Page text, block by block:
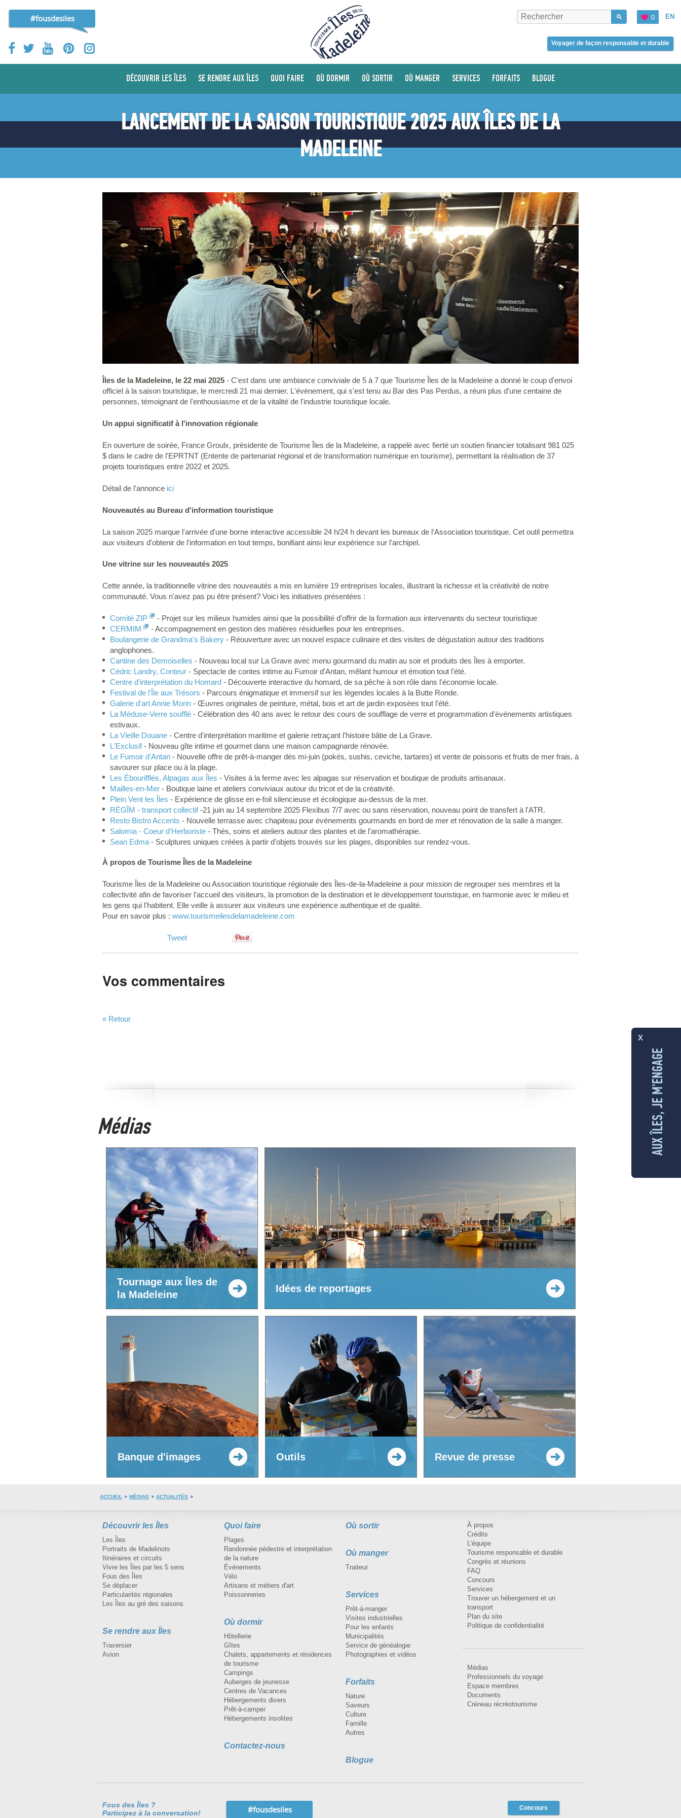
#fousdesiles EN
0
Voyager de façon responsable et durable
DÉCOUVRIR LES ÎLES SE RENDRE AUX ÎLES QUOI FAIRE OÙ DORMIR OÙ SORTIR OÙ MANGER SERVICES FORFAITS BLOGUE
LANCEMENT DE LA SAISON TOURISTIQUE 2025 AUX ÎLES DE LA
MADELEINE
Îles de la Madeleine, le 22 mai 2025 - C'est dans une ambiance conviviale de 5 à 7 que Tourisme Îles de la Madeleine a donné le coup d'envoi
officiel à la saison touristique, le mercredi 21 mai dernier. L'événement, qui s'est tenu au Bar des Pas Perdus, a réuni plus d'une centaine de
personnes, témoignant de l'enthousiasme et de la vitalité de l'industrie touristique locale.
Un appui significatif à l'innovation régionale
En ouverture de soirée, France Groulx, présidente de Tourisme Îles de la Madeleine, a rappelé avec fierté un soutien financier totalisant 981 025
$ dans le cadre de l'EPRTNT (Entente de partenariat régional et de transformation numérique en tourisme), permettant la réalisation de 37
projets touristiques entre 2022 et 2025.
Détail de l'annonce ici
Nouveautés au Bureau d'information touristique
La saison 2025 marque l'arrivée d'une borne interactive accessible 24 h/24 h devant les bureaux de l'Association touristique. Cet outil permettra
aux visiteurs d'obtenir de l'information en tout temps, bonifiant ainsi leur expérience sur l'archipel.
Une vitrine sur les nouveautés 2025
Cette année, la traditionnelle vitrine des nouveautés a mis en lumière 19 entreprises locales, illustrant la richesse et la créativité de notre
communauté. Vous n'avez pas pu être présent? Voici les initiatives présentées :
Comité ZIP
- Projet sur les milieux humides ainsi que la possibilité d'offrir de la formation aux intervenants du secteur touristique
CERMIM
- Accompagnement en gestion des matières résiduelles pour les entreprises.
Boulangerie de Grandma's Bakery - Réouverture avec un nouvel espace culinaire et des visites de dégustation autour des traditions
anglophones.
Cantine des Demoiselles - Nouveau local sur La Grave avec menu gourmand du matin au soir et produits des Îles à emporter.
Cédric Landry, Conteur - Spectacle de contes intime au Fumoir d'Antan, mêlant humour et émotion tout l'été.
Centre d'interprétation du Homard - Découverte interactive du homard, de sa pêche à son rôle dans l'économie locale.
Festival de l'Île aux Trésors - Parcours énigmatique et immersif sur les légendes locales à la Butte Ronde.
Galerie d'art Annie Morin - Œuvres originales de peinture, métal, bois et art de jardin exposées tout l'été.
La Méduse-Verre soufflé - Célébration des 40 ans avec le retour des cours de soufflage de verre et programmation d'événements artistiques
estivaux.
La Vieille Douane - Centre d'interprétation maritime et galerie retraçant l'histoire bâtie de La Grave.
L'Exclusif- Nouveau gîte intime et gourmet dans une maison campagnarde rénovée.
Le Fumoir d'Antan - Nouvelle offre de prêt-à-manger dès mi-juin (pokés, sushis, ceviche, tartares) et vente de poissons et fruits de mer frais, à
savourer sur place ou à la plage.
Les Ébourifflés, Alpagas aux Îles - Visites à la ferme avec les alpagas sur réservation et boutique de produits artisanaux.
Mailles-en-Mer - Boutique laine et ateliers conviviaux autour du tricot et de la créativité.
Plein Vent les Îles - Expérience de glisse en e-foil silencieuse et écologique au-dessus de la mer.
RÉGÎM - transport collectif-21 juin au 14 septembre 2025 Flexibus 7/7 avec ou sans réservation, nouveau point de transfert à l'ATR.
Resto Bistro Accents - Nouvelle terrasse avec chapiteau pour événements gourmands en bord de mer et rénovation de la salle à manger.
Salomia - Coeur d'Herboriste - Thés, soins et ateliers autour des plantes et de l'aromathérapie.
Sean Edma - Sculptures uniques créées à partir d'objets trouvés sur les plages, disponibles sur rendez-vous.
À propos de Tourisme Îles de la Madeleine
Tourisme Îles de la Madeleine ou Association touristique régionale des Îles-de-la-Madeleine a pour mission de regrouper ses membres et la
collectivité afin de favoriser l'accueil des visiteurs, la promotion de la destination et le développement touristique, en harmonie avec le milieu et
les gens qui l'habitent. Elle veille à assurer aux visiteurs une expérience authentique et de qualité.
Pour en savoir plus : www.tourismeilesdelamadeleine.com
Tweet
Vos commentaires
« Retour
Médias
Tournage aux Îles de
la Madeleine
Idées de reportages
Banque d'images Outils Revue de presse
ACCUEIL MÉDIAS ACTUALITÉS
Découvrir les Îles
Les Îles
Portraits de Madelinots
Itinéraires et circuits
Vivre les Îles par les 5 sens
Fous des Îles
Se déplacer
Particularités régionales
Les Îles au gré des saisons
Se rendre aux Îles
Traversier
Avion
Quoi faire
Plages
Randonnée pédestre et interprétation
de la nature
Événements
Vélo
Artisans et métiers d'art
Poissonneries
Où dormir
Hôtellerie
Gîtes
Chalets, appartements et résidences
de tourisme
Campings
Auberges de jeunesse
Centres de Vacances
Hébergements divers
Prêt-à-camper
Hébergements insolites
Contactez-nous
Où sortir
Où manger
Traiteur
Services
Prêt-à-manger
Visites industrielles
Pour les enfants
Municipalités
Service de généalogie
Photographies et vidéos
Forfaits
Nature
Saveurs
Culture
Famille
Autres
Blogue
À propos
Crédits
L'équipe
Tourisme responsable et durable
Congrès et réunions
FAQ
Concours
Services
Trouver un hébergement et un
transport
Plan du site
Politique de confidentialité
Médias
Professionnels du voyage
Espace membres
Documents
Créneau récréotourisme
Fous des Îles ?
Participez à la conversation!
#fousdesiles Concours
x
AUX ÎLES, JE M'ENGAGE